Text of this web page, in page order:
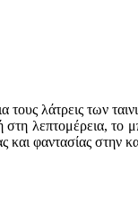
λάτρεις των
λεπτομέρεια, το
και φαντασίας